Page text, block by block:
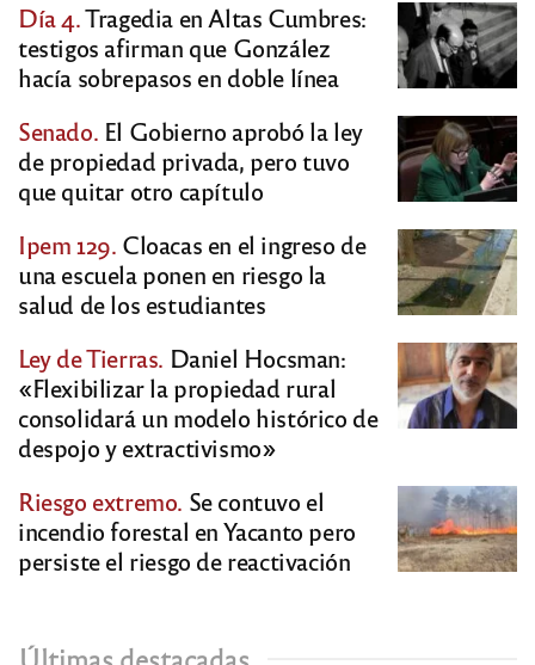
Día 4.Tragedia en Altas Cumbres:
testigos afirman que González
hacía sobrepasos en doble línea
Senado. El Gobierno aprobó la ley
de propiedad privada, pero tuvo
que quitar otro capítulo
Ipem 129. Cloacas en el ingreso de
una escuela ponen en riesgo la
salud de los estudiantes
Ley de Tierras. Daniel Hocsman:
«Flexibilizar la propiedad rural
consolidará un modelo histórico de
despojo y extractivismo»
Riesgo extremo. Se contuvo el
incendio forestal en Yacanto pero
persiste el riesgo de reactivación